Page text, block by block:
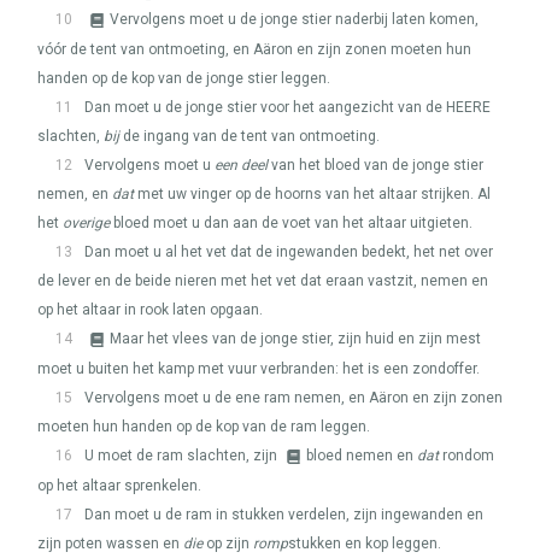
10
Vervolgens moet u de jonge stier naderbij laten komen,
vóór de tent van ontmoeting, en Aäron en zijn zonen moeten hun
handen op de kop van de jonge stier leggen.
11
Dan moet u de jonge stier voor het aangezicht van de HEERE
slachten, bijde ingang van de tent van ontmoeting.
12
Vervolgens moet u een deelvan het bloed van de jonge stier
nemen, en datmet uw vinger op de hoorns van het altaar strijken. Al
het overigebloed moet u dan aan de voet van het altaar uitgieten.
13
Dan moet u al het vet dat de ingewanden bedekt, het net over
de lever en de beide nieren met het vet dat eraan vastzit, nemen en
op het altaar in rook laten opgaan.
14
Maar het vlees van de jonge stier, zijn huid en zijn mest
moet u buiten het kamp met vuur verbranden: het is een zondoffer.
15
Vervolgens moet u de ene ram nemen, en Aäron en zijn zonen
moeten hun handen op de kop van de ram leggen.
16
U moet de ram slachten, zijn bloed nemen en datrondom
op het altaar sprenkelen.
17
Dan moet u de ram in stukken verdelen, zijn ingewanden en
zijn poten wassen en dieop zijn rompstukken en kop leggen.